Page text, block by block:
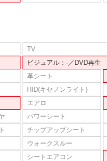
TV
ビジュアル：-／DVD再生
革シート
HID(キセノンライト)
エアロ
パワーシート
チップアップシート
ウォークスルー
シートエアコン